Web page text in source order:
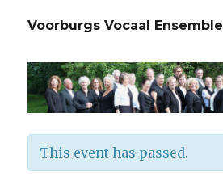
Voorburgs Vocaal Ensemble
This event has passed.